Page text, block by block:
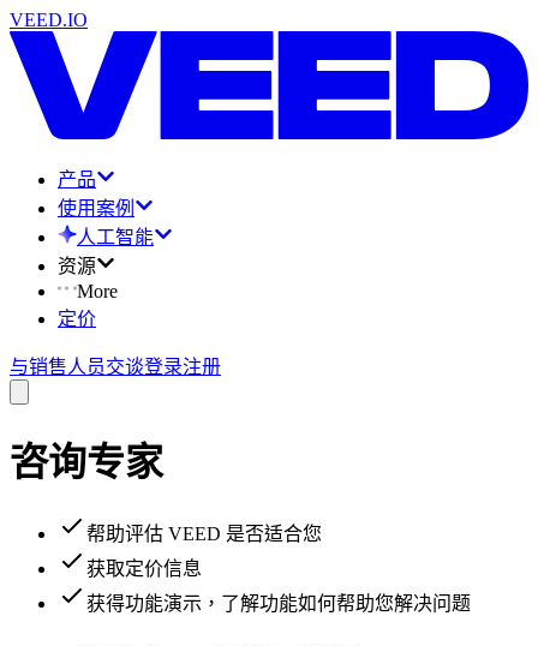
VEED.IO
产品
使用案例
人工智能
资源
More
定价
与销售人员交谈登录注册
咨询专家
帮助评估 VEED 是否适合您
获取定价信息
获得功能演示，了解功能如何帮助您解决问题